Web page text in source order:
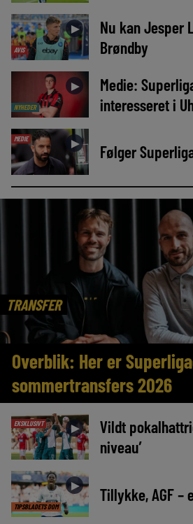
AVIS
►
Nu kan Jesper
Brøndby
NYHEDER
►
Medie:
interesseret i
MEDIE ► Følger
TRANSFER
Overblik: Her er
sommertransfers 2026
EKSKLUSIVT ►
Vildt
niveau’
TIPSBLADETS DOM
► Tillykke, AGF –